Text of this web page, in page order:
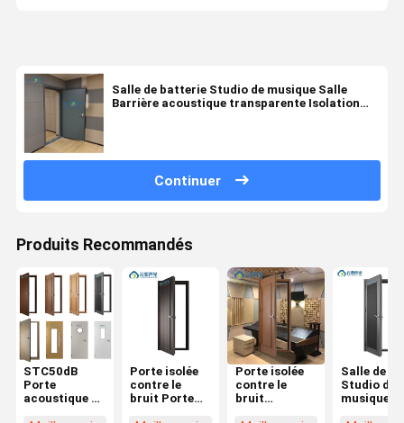
Salle de batterie Studio de musique Salle
Barrière acoustique transparente Isolation
Continuer
Produits Recommandés
STC50dB
Porte
acoustique 1
Porte isolée
contre le
bruit Porte
Porte isolée
contre le
bruit
Salle de
Studio de
musique